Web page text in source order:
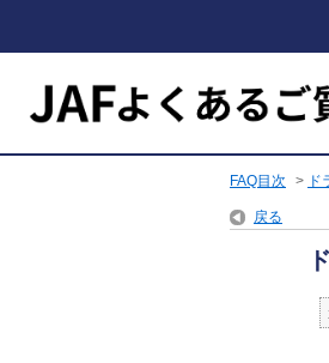
FAQ目次 > ド
戻る